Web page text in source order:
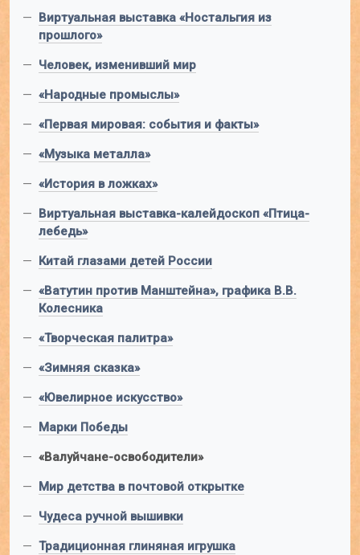
— Виртуальная выставка «Ностальгия из
прошлого»
— Человек, изменивший мир
— «Народные промыслы»
— «Первая мировая: события и факты»
— «Музыка металла»
— «История в ложках»
— Виртуальная выставка-калейдоскоп «Птица-
лебедь»
— Китай глазами детей России
— «Ватутин против Манштейна», графика В.В.
Колесника
— «Творческая палитра»
— «Зимняя сказка»
— «Ювелирное искусство»
— Марки Победы
— «Валуйчане-освободители»
— Мир детства в почтовой открытке
— Чудеса ручной вышивки
— Традиционная глиняная игрушка